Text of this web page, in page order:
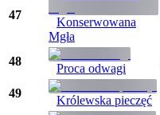
47
Konserwowana
Mgła
48
Proca odwagi
49
Królewska pieczęć